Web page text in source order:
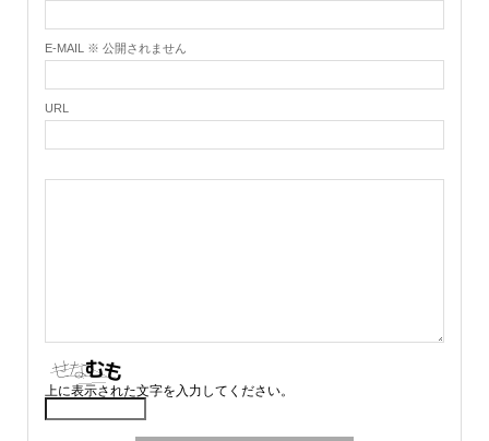
E-MAIL ※ 公開されません
URL
上に表示された文字を入力してください。